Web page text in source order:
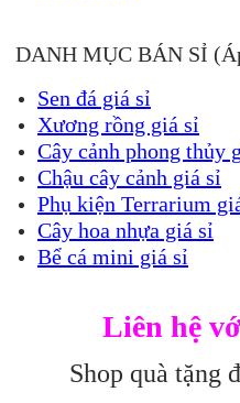
DANH MỤC BÁN SỈ
Sen đá giá sỉ
Xương rồng giá sỉ
Cây cảnh phong thủy
Chậu cây cảnh giá sỉ
Phụ kiện Terrarium
Cây hoa nhựa giá sỉ
Bể cá mini giá sỉ
Liên hệ
Shop quà tặng